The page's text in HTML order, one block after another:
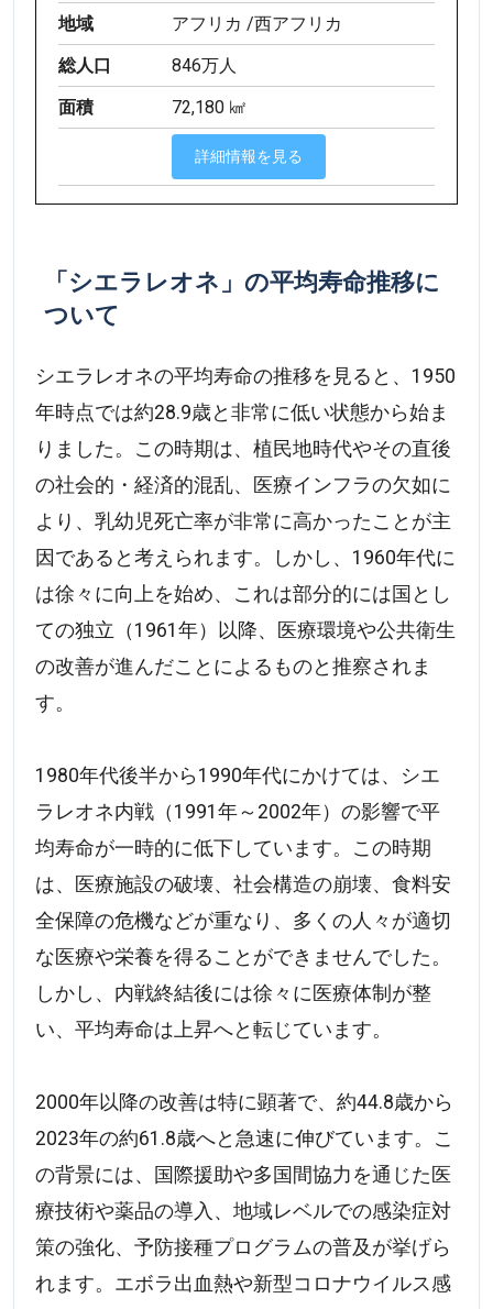
地域
アフリカ /西アフリカ
総人口
846万人
面積
72,180 ㎢
詳細情報を見る
「シエラレオネ」の平均寿命推移に
ついて
シエラレオネの平均寿命の推移を見ると、1950
年時点では約28.9歳と非常に低い状態から始ま
りました。この時期は、植民地時代やその直後
の社会的・経済的混乱、医療インフラの欠如に
より、乳幼児死亡率が非常に高かったことが主
因であると考えられます。しかし、1960年代に
は徐々に向上を始め、これは部分的には国とし
ての独立（1961年）以降、医療環境や公共衛生
の改善が進んだことによるものと推察されま
す。
1980年代後半から1990年代にかけては、シエ
ラレオネ内戦（1991年～2002年）の影響で平
均寿命が一時的に低下しています。この時期
は、医療施設の破壊、社会構造の崩壊、食料安
全保障の危機などが重なり、多くの人々が適切
な医療や栄養を得ることができませんでした。
しかし、内戦終結後には徐々に医療体制が整
い、平均寿命は上昇へと転じています。
2000年以降の改善は特に顕著で、約44.8歳から
2023年の約61.8歳へと急速に伸びています。こ
の背景には、国際援助や多国間協力を通じた医
療技術や薬品の導入、地域レベルでの感染症対
策の強化、予防接種プログラムの普及が挙げら
れます。エボラ出血熱や新型コロナウイルス感